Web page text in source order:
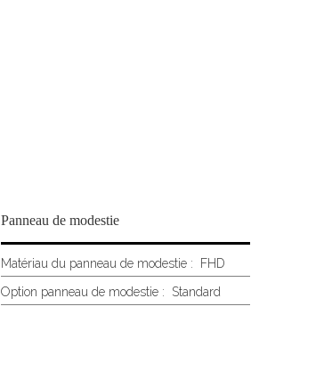
Panneau de modestie
Matériau du panneau de modestie : FHD
Option panneau de modestie : Standard